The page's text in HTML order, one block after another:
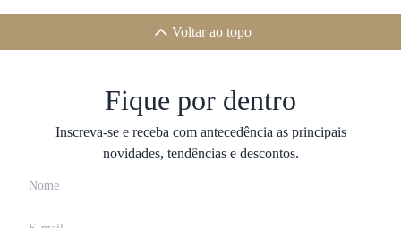
Voltar ao topo
Fique por dentro
Inscreva-se e receba com antecedência as principais
novidades, tendências e descontos.